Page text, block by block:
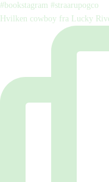
Hvilken cowboy fra Lucky